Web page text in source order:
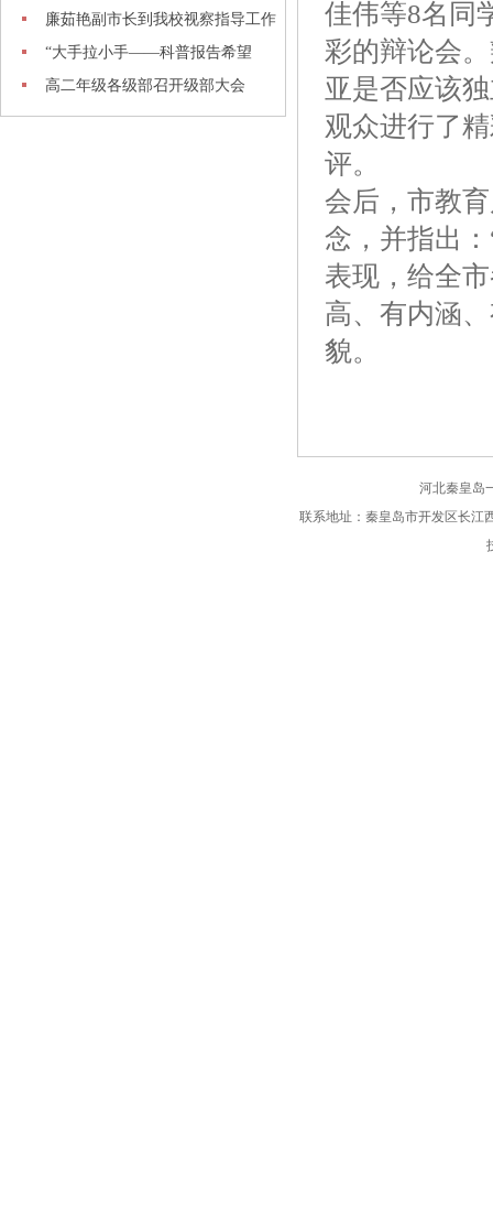
物资
廉茹艳副市长到我校视察指导工作
“大手拉小手——科普报告希望
行”在
高二年级各级部召开级部大会
佳伟等8名同
彩的辩论会
亚是否应该
观众进行了
评。
会后，市教
念，并指出
表现，给全
高、有内涵
貌。
河北秦皇岛
联系地址：秦皇岛市开发区长江